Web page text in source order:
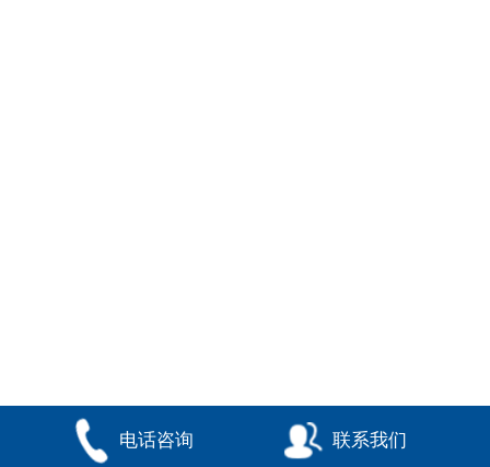
电话咨询 联系我们